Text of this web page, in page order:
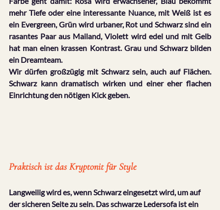
mehr Tiefe oder eine interessante Nuance, mit Weiß ist es
ein Evergreen, Grün wird urbaner, Rot und Schwarz sind ein
rasantes Paar aus Mailand, Violett wird edel und mit Gelb
hat man einen krassen Kontrast. Grau und Schwarz bilden
ein Dreamteam.
Wir dürfen großzügig mit Schwarz sein, auch auf Flächen.
Schwarz kann dramatisch wirken und einer eher flachen
Einrichtung den nötigen Kick geben.
Praktisch ist das Kryptonit für Style
Langweilig wird es, wenn Schwarz eingesetzt wird, um auf
der sicheren Seite zu sein. Das schwarze Ledersofa ist ein